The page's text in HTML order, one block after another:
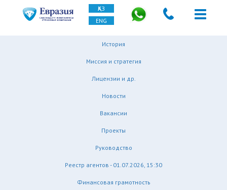
ҚАЗ
ENG
История
Миссия и стратегия
Лицензии и др.
Новости
Вакансии
Проекты
Руководство
Реестр агентов - 01.07.2026, 15:30
Финансовая грамотность